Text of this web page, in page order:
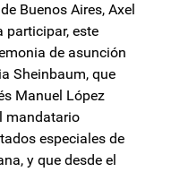
Buenos Aires, Axel
este
de asunción
Sheinbaum, que
Manuel López
mandatario
especiales de
y que desde el